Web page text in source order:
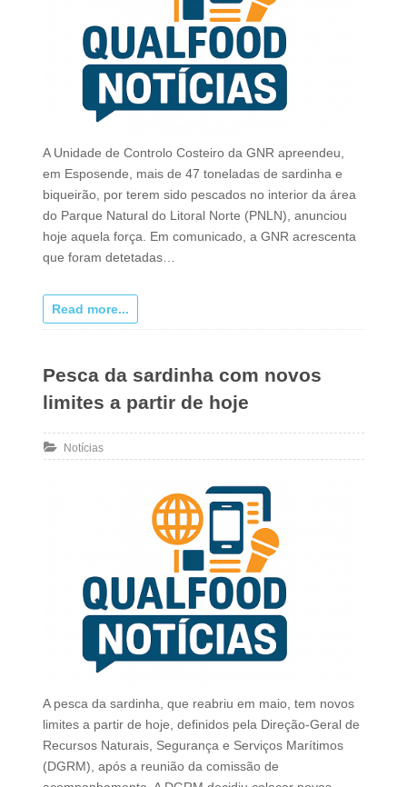
A Unidade de Controlo Costeiro da GNR apreendeu,
em Esposende, mais de 47 toneladas de sardinha e
biqueirão, por terem sido pescados no interior da área
do Parque Natural do Litoral Norte (PNLN), anunciou
hoje aquela força. Em comunicado, a GNR acrescenta
que foram detetadas…
Read more...
Pesca da sardinha com novos
limites a partir de hoje
Notícias
A pesca da sardinha, que reabriu em maio, tem novos
limites a partir de hoje, definidos pela Direção-Geral de
Recursos Naturais, Segurança e Serviços Marítimos
(DGRM), após a reunião da comissão de